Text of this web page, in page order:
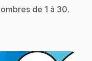
de 1 à 30.